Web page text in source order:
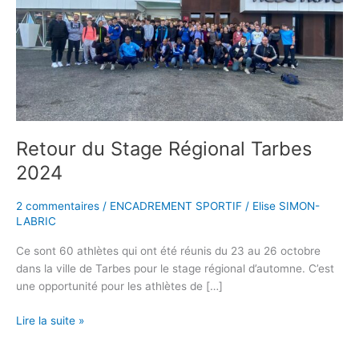
Retour du Stage Régional Tarbes
2024
2 commentaires / ENCADREMENT SPORTIF / Elise SIMON-
LABRIC
Ce sont 60 athlètes qui ont été réunis du 23 au 26 octobre
dans la ville de Tarbes pour le stage régional d’automne. C’est
une opportunité pour les athlètes de […]
Régional
Tarbes
2024
Lire la suite »